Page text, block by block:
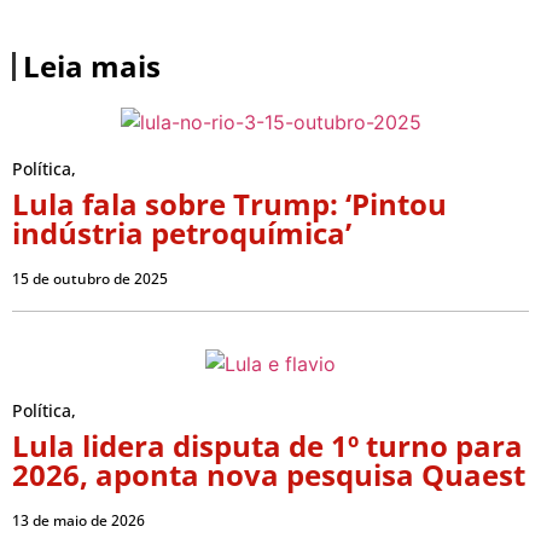
Leia mais
Política,
Lula fala sobre Trump: ‘Pintou
indústria petroquímica’
15 de outubro de 2025
Política,
Lula lidera disputa de 1º turno para
2026, aponta nova pesquisa Quaest
13 de maio de 2026